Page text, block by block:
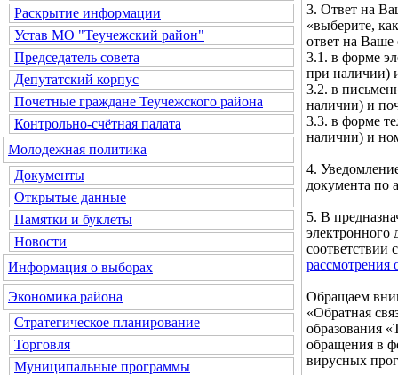
Раскрытие информации
Устав МО "Теучежский район"
Председатель совета
Депутатский корпус
Почетные граждане Теучежского района
Контрольно-счётная палата
Молодежная политика
Документы
Открытые данные
Памятки и буклеты
Новости
Информация о выборах
Экономика района
Стратегическое планирование
Торговля
Муниципальные программы
3. Ответ на
«выберите,
ответ на
3.1. в форме
при наличии)
3.2. в
наличии) и
3.3. в форме
наличии) и
4.
документа по
5. В
электронного
соответствии
Обращаем
«Обратная
образования
обращения в
вирусных